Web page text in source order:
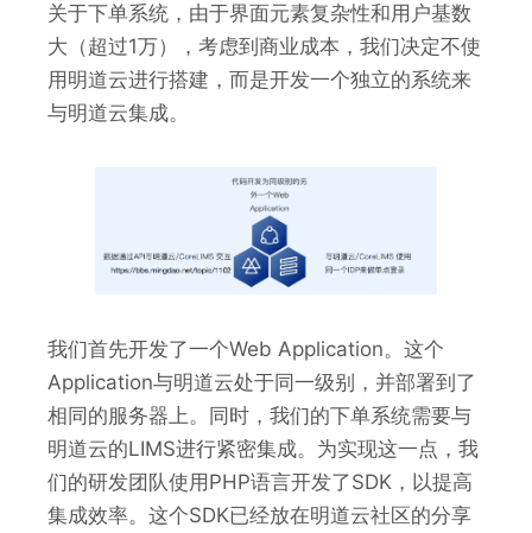
关于下单系统，由于界面元素复杂性和用户基数
大（超过1万），考虑到商业成本，我们决定不使
用明道云进行搭建，而是开发一个独立的系统来
与明道云集成。
我们首先开发了一个Web Application。这个
Application与明道云处于同一级别，并部署到了
相同的服务器上。同时，我们的下单系统需要与
明道云的LIMS进行紧密集成。为实现这一点，我
们的研发团队使用PHP语言开发了SDK，以提高
集成效率。这个SDK已经放在明道云社区的分享